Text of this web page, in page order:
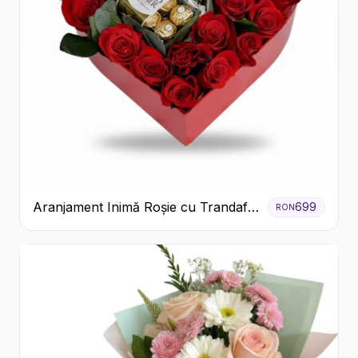
Aranjament Inimă Roșie cu Trandafiri
și Ferrero Rocher Premium
RON699